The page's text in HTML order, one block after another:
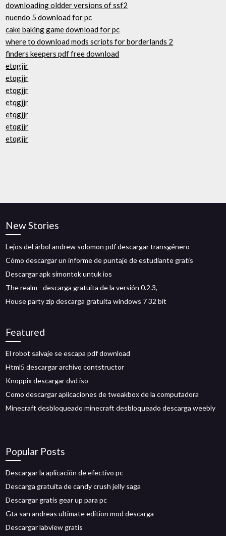
downloading oldder versions of ssf2
nuendo 5 download for pc
cake baking game download for pc
where to download mods scripts for borderlands 2
finders keepers pdf free download
etqgjjr
etqgjjr
etqgjjr
etqgjjr
etqgjjr
etqgjjr
etqgjjr
New Stories
Lejos del árbol andrew solomon pdf descargar transgénero
Cómo descargar un informe de puntaje de estudiante gratis
Descargar apk simontok untuk ios
The realm - descarga gratuita de la versión 0.2.3,
House party zip descarga gratuita windows 7 32 bit
Featured
El robot salvaje se escapa pdf download
Html5 descargar archivo contstructor
Knoppix descargar dvd iso
Como descargar aplicaciones de tweakbox de la computadora
Minecraft desbloqueado minecraft desbloqueado descarga weebly
Popular Posts
Descargar la aplicación de efectivo pc
Descarga gratuita de candy crush jelly saga
Descargar gratis gear up para pc
Gta san andreas ultimate edition mod descarga
Descargar labview gratis